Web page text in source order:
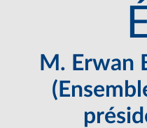
M. Erwan